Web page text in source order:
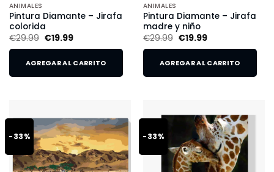
ANIMALES
Pintura Diamante – Jirafa
colorida
€29.99 €19.99
AGREGAR AL CARRITO
ANIMALES
Pintura Diamante – Jirafa
madre y niño
€29.99 €19.99
AGREGAR AL CARRITO
-33% -33%